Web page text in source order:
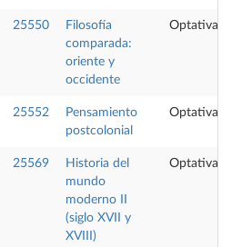
25550
Filosofía
comparada:
oriente y
occidente
Optativa
25552
Pensamiento
postcolonial
Optativa
25569
Historia del
mundo
moderno II
(siglo XVII y
XVIII)
Optativa